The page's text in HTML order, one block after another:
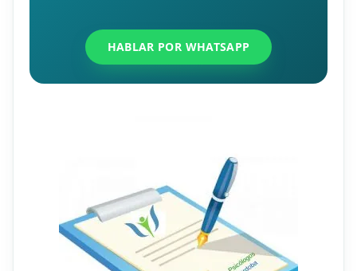
HABLAR POR WHATSAPP